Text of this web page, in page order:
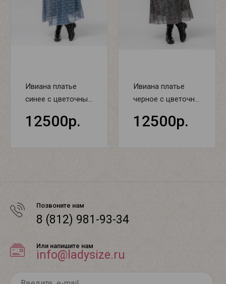
Ивиана платье
синее с цветочны...
12500р.
Ивиана платье
черное с цветочн...
12500р.
Позвоните нам
8 (812) 981-93-34
Или напишите нам
info@ladysize.ru